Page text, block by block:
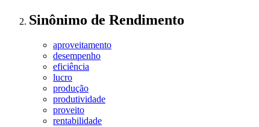
Sinônimo de Rendimento
aproveitamento
desempenho
eficiência
lucro
produção
produtividade
proveito
rentabilidade